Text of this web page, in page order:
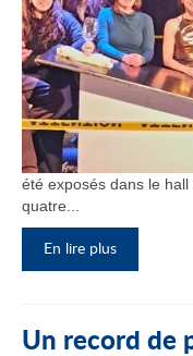
été exposés dans le
quatre...
En lire plus
Un record de